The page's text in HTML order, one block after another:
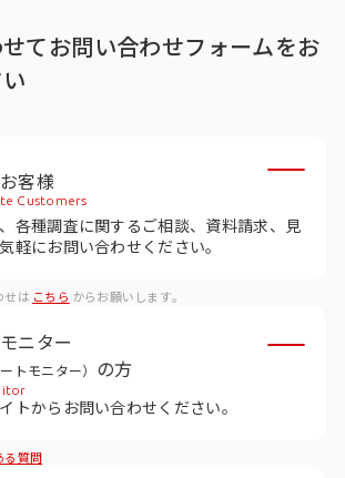
み
地
てお問い合わせフォームをお
客様
Customers
各種調査に関するご相談、資料請求、見
軽にお問い合わせください。
せは こちら からお願いします。
ニター
トモニター） の方
トからお問い合わせください。
る質問